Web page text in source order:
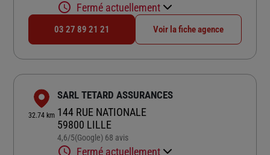
Fermé actuellement
03 27 89 21 21 Voir la fiche agence
32.74 km
SARL TETARD ASSURANCES
144 RUE NATIONALE
59800 LILLE
4,6/5Note de 4.6 sur 5
(Google) 68 avis
Fermé actuellement